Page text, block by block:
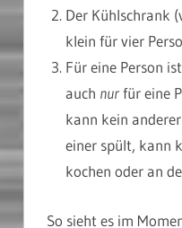
Der Kühlschrank
klein für vier
Für eine Person
auch nurfür eine
kann kein
einer spült, kann
kochen oder an
So sieht es im